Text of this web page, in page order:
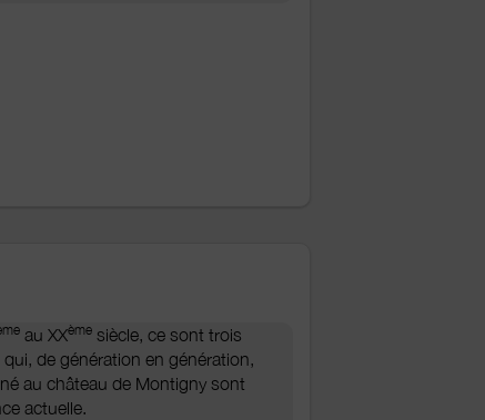
au XXème siècle, ce sont trois
qui, de génération en génération,
au château de Montigny sont
actuelle.